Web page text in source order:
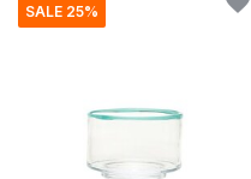
SALE 25%